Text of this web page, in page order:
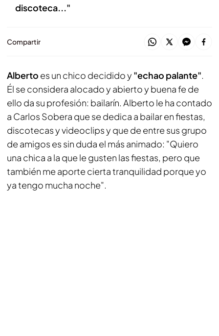
discoteca..."
Compartir
Alberto es un chico decidido y "echao palante".
Él se considera alocado y abierto y buena fe de
ello da su profesión: bailarín. Alberto le ha contado
a Carlos Sobera que se dedica a bailar en fiestas,
discotecas y videoclips y que de entre sus grupo
de amigos es sin duda el más animado: "Quiero
una chica a la que le gusten las fiestas, pero que
también me aporte cierta tranquilidad porque yo
ya tengo mucha noche".